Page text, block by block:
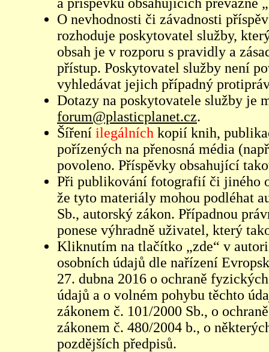
O nevhodnosti či závadnosti
rozhoduje poskytovatel služby,
obsah je v rozporu s pravidly a
přístup. Poskytovatel služby není
vyhledávat jejich případný
Dotazy na poskytovatele služby je
forum@plasticplanet.cz.
Šíření ilegálních kopií knih,
pořízených na přenosná média
povoleno. Příspěvky obsahující
Při publikování fotografií či jiného
že tyto materiály mohou podléhat
Sb., autorský zákon. Případnou
ponese výhradně uživatel, který
Kliknutím na tlačítko „zde“ v
osobních údajů dle nařízení
27. dubna 2016 o ochraně
údajů a o volném pohybu těchto
zákonem č. 101/2000 Sb., o
zákonem č. 480/2004 b., o
pozdějších předpisů.